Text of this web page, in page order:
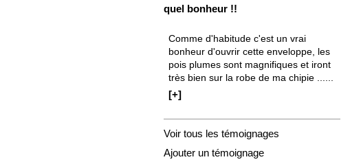
quel bonheur !!
Comme d'habitude c'est un vrai
bonheur d'ouvrir cette enveloppe, les
pois plumes sont magnifiques et iront
très bien sur la robe de ma chipie ......
[+]
Voir tous les témoignages
Ajouter un témoignage